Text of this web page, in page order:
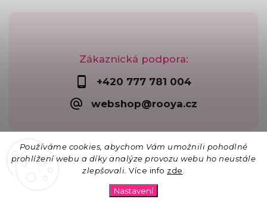
Používáme cookies, abychom Vám umožnili pohodlné
prohlížení webu a díky analýze provozu webu ho neustále
zlepšovali. Více info zde
Nastavení
Zákaznická podpora:
+420 777 781 004
webshop@rooya.cz
vyhrazena.
Upravit nastavení cookies